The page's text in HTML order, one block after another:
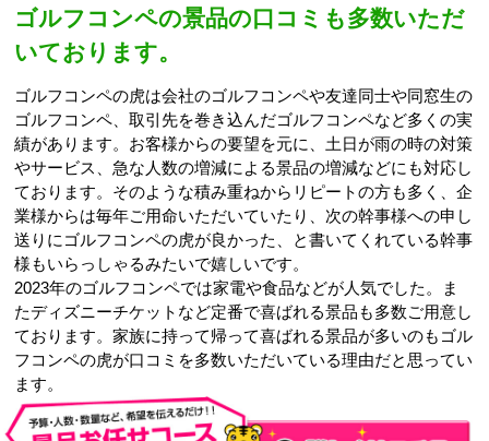
ゴルフコンペの景品の口コミも多数いただ
いております。
ゴルフコンペの虎は会社のゴルフコンペや友達同士や同窓生の
ゴルフコンペ、取引先を巻き込んだゴルフコンペなど多くの実
績があります。お客様からの要望を元に、土日が雨の時の対策
やサービス、急な人数の増減による景品の増減などにも対応し
ております。そのような積み重ねからリピートの方も多く、企
業様からは毎年ご用命いただいていたり、次の幹事様への申し
送りにゴルフコンペの虎が良かった、と書いてくれている幹事
様もいらっしゃるみたいで嬉しいです。
2023年のゴルフコンペでは家電や食品などが人気でした。ま
たディズニーチケットなど定番で喜ばれる景品も多数ご用意し
ております。家族に持って帰って喜ばれる景品が多いのもゴル
フコンペの虎が口コミを多数いただいている理由だと思ってい
ます。